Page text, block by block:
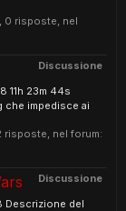
, 0 risposte, nel
Discussione
11h 23m 44s
che impedisce ai
risposte, nel forum:
Discussione
Descrizione del